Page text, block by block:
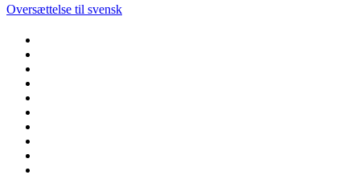
Oversættelse til svensk